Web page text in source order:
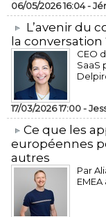
06/05/2026 16:04 -
L’avenir du
la conversation
CEO
SaaS
17/03/2026 17:00 -
​Ce que les
européennes
autres
Par
EMEA